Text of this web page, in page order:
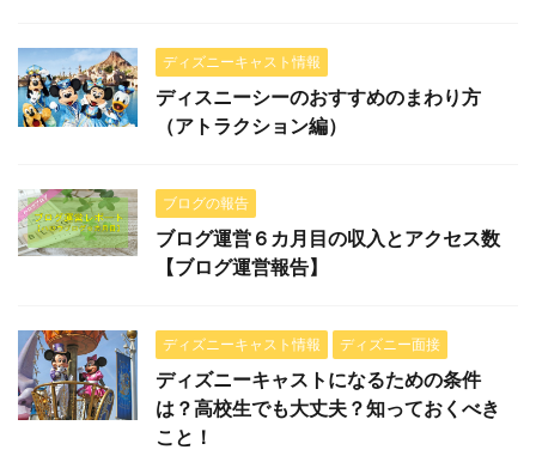
ディズニーキャスト情報
ディスニーシーのおすすめのまわり方
（アトラクション編）
ブログの報告
ブログ運営６カ月目の収入とアクセス数
【ブログ運営報告】
ディズニーキャスト情報 ディズニー面接
ディズニーキャストになるための条件
は？高校生でも大丈夫？知っておくべき
こと！